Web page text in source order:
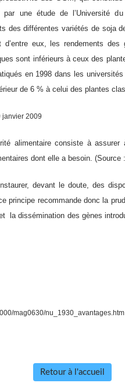
par une étude de l’Université
des différentes variétés de soja
d’entre eux, les rendements des
sont inférieurs à ceux des
en 1998 dans les
de 6 % à celui des plantes
janvier 2009
alimentaire consiste à
dont elle a besoin. (Source
devant le doute, des
principe recommande donc la
la dissémination des gènes
mag0630/nu_1930_avantages.htm
Retour à l'accueil